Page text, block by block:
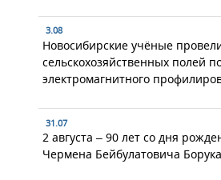
3.08
Новосибирские учёные
сельскохозяйственных полей
электромагнитного
31.07
2 августа – 90 лет со дня
Чермена Бейбулатовича